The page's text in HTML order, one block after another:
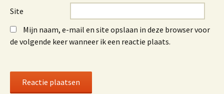
Site
Mijn naam, e-mail en site opslaan in deze browser voor
de volgende keer wanneer ik een reactie plaats.